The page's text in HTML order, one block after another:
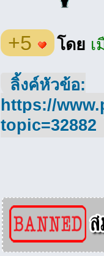
+5 โดย เ
ลิ้งค์หัวข้อ:
https://
topic=32882